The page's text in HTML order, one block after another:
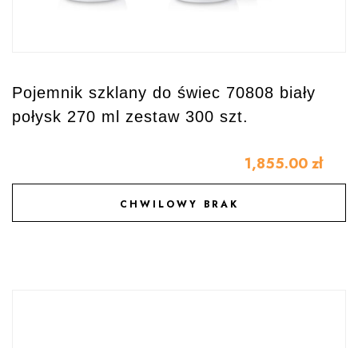
Pojemnik szklany do świec 70808 biały
połysk 270 ml zestaw 300 szt.
1,855.00 zł
CHWILOWY BRAK
DODAJ DO ULUBIONYCH